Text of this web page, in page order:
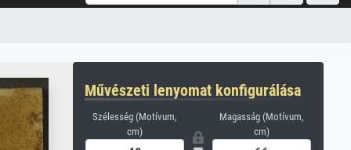
Művészeti lenyomat konfigurálása
Szélesség (Motívum,
cm)
Magasság (Motívum,
cm)